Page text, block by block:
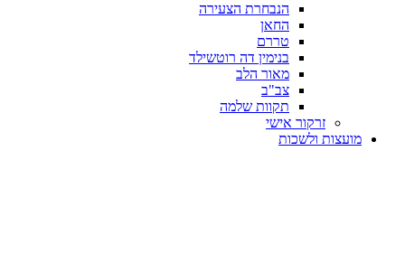
הנבחרת הצעירה
החאן
טררם
בנימין דה רוטשילד
מאור הלב
צב"ב
תקוות שלמה
זרקור אישי
מועצות ולשכות